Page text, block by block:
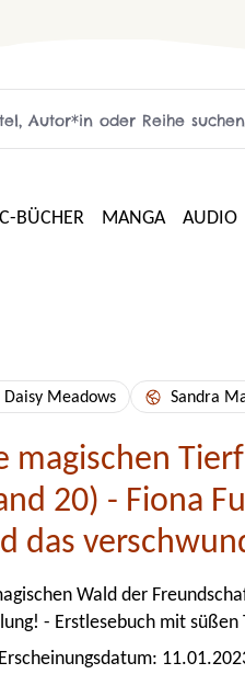
BÜCHER MANGA AUDIO
Daisy Meadows Sandra
magischen
20) - Fiona
das
Wald der
- Erstlesebuch mit süßen
Erscheinungsdatum: